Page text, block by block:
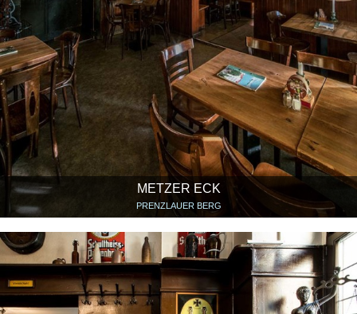
METZER ECK
PRENZLAUER BERG